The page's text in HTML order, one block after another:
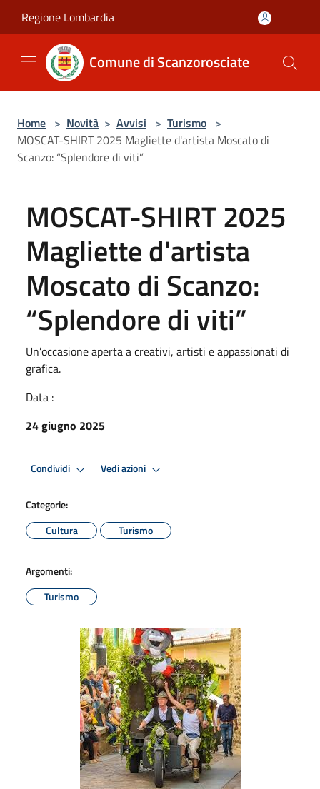
Regione Lombardia
Comune di Scanzorosciate
Home > Novità > Avvisi > Turismo >
MOSCAT-SHIRT 2025 Magliette d'artista Moscato di
Scanzo: “Splendore di viti”
MOSCAT-SHIRT 2025
Magliette d'artista
Moscato di Scanzo:
“Splendore di viti”
Un’occasione aperta a creativi, artisti e appassionati di
grafica.
Data :
24 giugno 2025
Condividi Vedi azioni
Categorie:
Cultura
Turismo
Argomenti:
Turismo